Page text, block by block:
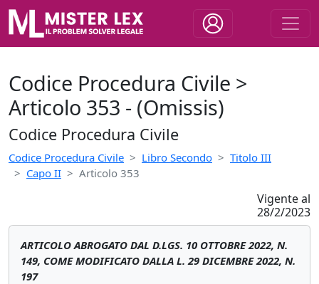
Codice Procedura Civile >
Articolo 353 - (Omissis)
Codice Procedura Civile
Codice Procedura Civile Libro Secondo
Titolo III
Capo II
Articolo 353
Vigente al
28/2/2023
ARTICOLO ABROGATO DAL D.LGS. 10 OTTOBRE 2022, N.
149, COME MODIFICATO DALLA L. 29 DICEMBRE 2022, N.
197